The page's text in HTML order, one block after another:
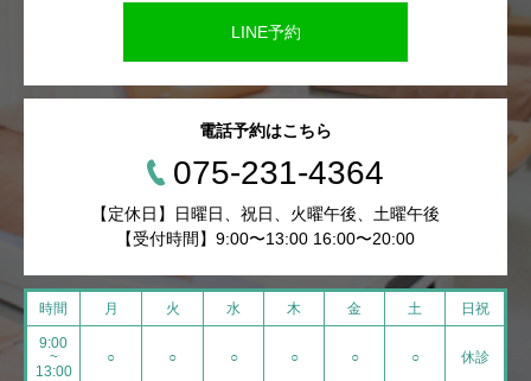
LINE予約
電話予約はこちら
075-231-4364
【定休日】日曜日、祝日、火曜午後、土曜午後
【受付時間】9:00〜13:00 16:00〜20:00
時間 月 火 水 木 金 土 日祝
9:00
~
13:00
○ ○ ○ ○ ○ ○ 休診